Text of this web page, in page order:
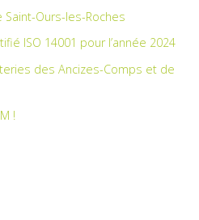
Ours-les-Roches
ISO 14001 pour l’année 2024
des Ancizes-Comps et de
!